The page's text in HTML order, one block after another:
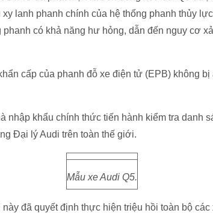
lanh phanh chính của hệ thống phanh thủy
có khả năng hư hỏng, dẫn đến nguy cơ
cấp của phanh đỗ xe điện tử (EPB) không
nhập khẩu chính thức tiến hành kiểm tra danh
Đại lý Audi trên toàn thế giới.
Mẫu xe Audi Q5.
đã quyết định thực hiện triệu hồi toàn bộ